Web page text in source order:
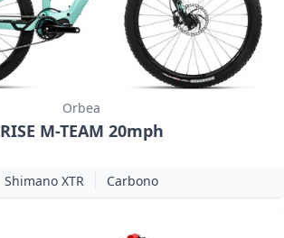
Orbea
RISE M-TEAM 20mph
Shimano XTR Carbono